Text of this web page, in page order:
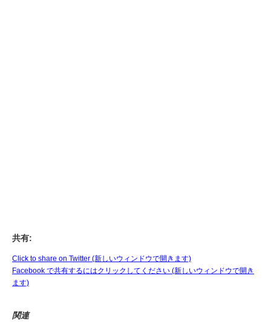
共有:
Click to share on Twitter (新しいウィンドウで開きます)
Facebook で共有するにはクリックしてください (新しいウィンドウで開き
ます)
関連